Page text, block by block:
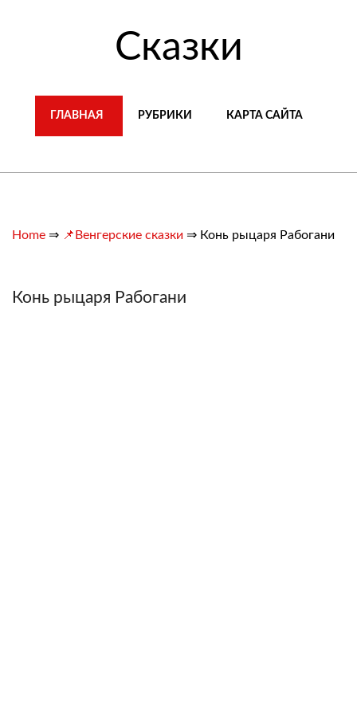
Сказки
ГЛАВНАЯ РУБРИКИ КАРТА САЙТА
Home ⇒ 📌Венгерские сказки ⇒ Конь рыцаря Рабогани
Конь рыцаря Рабогани